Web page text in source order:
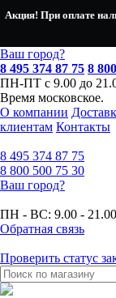
Акция! При оплате
Ваш город?
8 495 374 87 75 8
ПН-ПТ с 9.00 до
Время московское.
О компании
клиентам Контакты
8 495 374 87 75
8 800 500 75 30
Ваш город?
ПН - ВС: 9.00 - 21.00
Обратная связь
Проверить статус